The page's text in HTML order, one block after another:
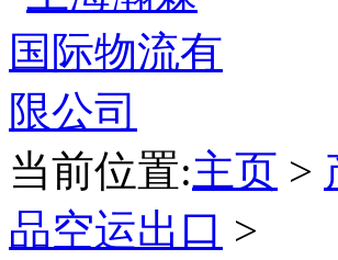
当前位置:主页 >
品空运出口 >